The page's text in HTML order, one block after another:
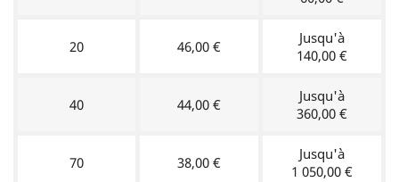
20 46,00 €
Jusqu'à
140,00 €
40 44,00 €
Jusqu'à
360,00 €
70 38,00 €
Jusqu'à
1 050,00 €